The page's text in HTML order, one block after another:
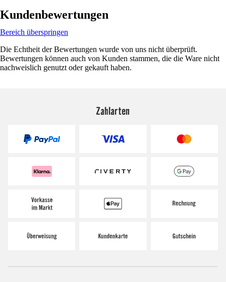
Kundenbewertungen
Bereich überspringen
Die Echtheit der Bewertungen wurde von uns nicht überprüft.
Bewertungen können auch von Kunden stammen, die die Ware nicht
nachweislich genutzt oder gekauft haben.
Zahlarten